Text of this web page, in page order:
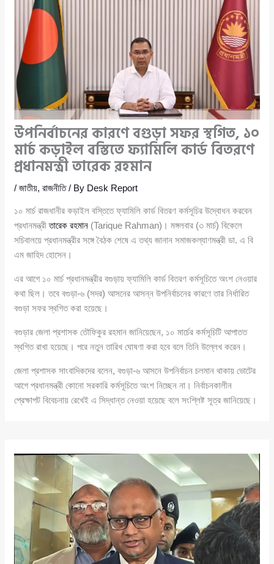
উপনির্বাচনের কারণে বগুড়া সফর স্থগিত, ১০
মার্চ কড়াইল বস্তিতে ফ্যামিলি কার্ড বিতরণে
প্রধানমন্ত্রী তারেক রহমান
/জাতীয়,রাজনীতি/ By Desk Report
১০ মার্চ রাজধানীর কড়াইল বস্তিতে ফ্যামিলি কার্ড বিতরণ কর্মসূচির উদ্বোধন করবেন
প্রধানমন্ত্রীতারেক রহমান (Tarique Rahman)। মঙ্গলবার (৩ মার্চ) বিকেলে
সচিবালয়ে প্রধানমন্ত্রীর সঙ্গে বৈঠক শেষে এ তথ্য জানান সমাজকল্যাণমন্ত্রী ডা. এ বি
এম জাহিদ হোসেন।
এর আগে ১০ মার্চ প্রধানমন্ত্রীর বগুড়ায় ফ্যামিলি কার্ড বিতরণ কর্মসূচিতে অংশ নেওয়ার
কথা ছিল। তবে বগুড়া-৬ (সদর) আসনের আসন্ন উপনির্বাচনের কারণে তার নির্ধারিত
বগুড়া সফর স্থগিত করা হয়েছে।
বগুড়ার জেলা প্রশাসক তৌফিকুর রহমান জানিয়েছেন, ১০ মার্চের কর্মসূচিটি আপাতত
স্থগিত রাখা হয়েছে। পরে নতুন তারিখ ঘোষণা করা হবে বলে তিনি উল্লেখ করেন।
জেলা প্রশাসক সাংবাদিকদের বলেন, বগুড়া-৬ আসনে উপনির্বাচন চলমান থাকায় ভোটের
আগে প্রধানমন্ত্রী কোনো সরকারি কর্মসূচিতে অংশ নিচ্ছেন না। নির্বাচনকালীন
প্রেক্ষাপট বিবেচনায় রেখেই এ সিদ্ধান্ত নেওয়া হয়েছে বলে সংশ্লিষ্ট সূত্র জানিয়েছে।